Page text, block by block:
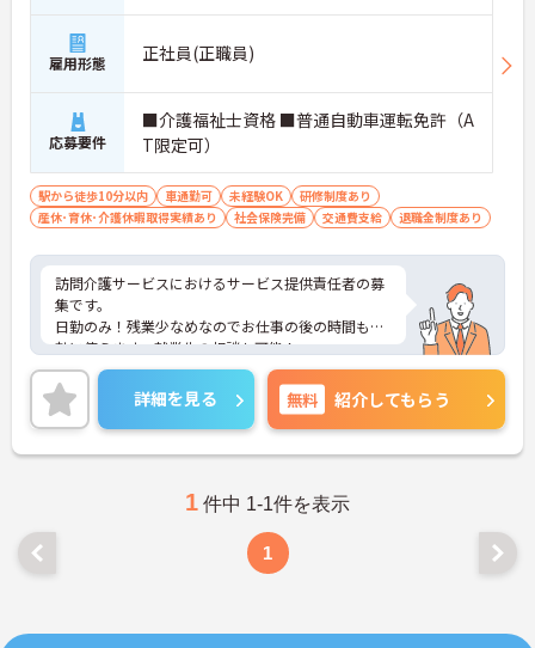
雇用形態 正社員(正職員)
応募要件
■介護福祉士資格 ■普通自動車運転免許（A
T限定可）
駅から徒歩10分以内 車通勤可 未経験OK
研修制度あり
産休･育休･介護休暇取得実績あり
社会保険完備 交通費支給 退職金制度あり
訪問介護サービスにおけるサービス提供責任者の募
集です。
日勤のみ！残業少なめなのでお仕事の後の時間も有
効に使えます。就業先の相談も可能！
ご興味ある方には、面接のポイントなど、さらに詳
細をお話致しますのでお気軽にご相談ください。
詳細を見る 無料 紹介してもらう
1 件中 1-1件を表示
1